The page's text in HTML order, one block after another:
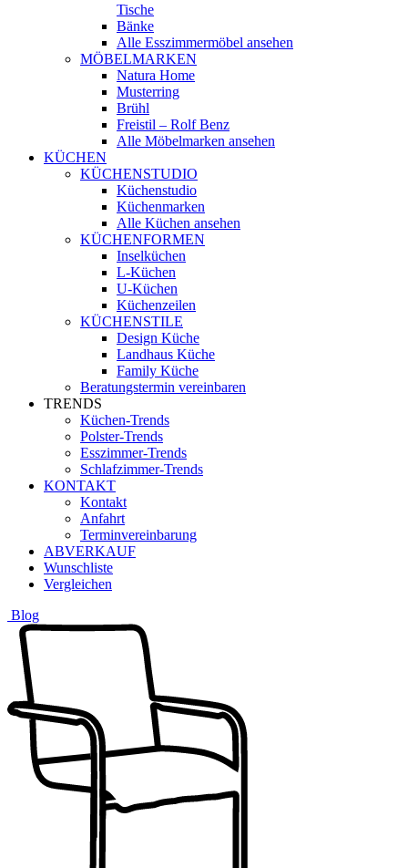
Tische
Bänke
Alle Esszimmermöbel ansehen
MÖBELMARKEN
Natura Home
Musterring
Brühl
Freistil – Rolf Benz
Alle Möbelmarken ansehen
KÜCHEN
KÜCHENSTUDIO
Küchenstudio
Küchenmarken
Alle Küchen ansehen
KÜCHENFORMEN
Inselküchen
L-Küchen
U-Küchen
Küchenzeilen
KÜCHENSTILE
Design Küche
Landhaus Küche
Family Küche
Beratungstermin vereinbaren
TRENDS
Küchen-Trends
Polster-Trends
Esszimmer-Trends
Schlafzimmer-Trends
KONTAKT
Kontakt
Anfahrt
Terminvereinbarung
ABVERKAUF
Wunschliste
Vergleichen
Blog